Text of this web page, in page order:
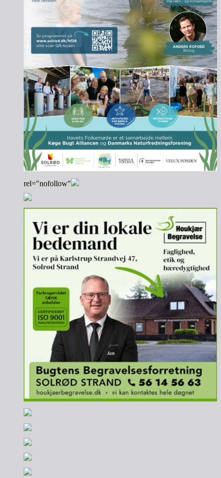
rel="nofollow"